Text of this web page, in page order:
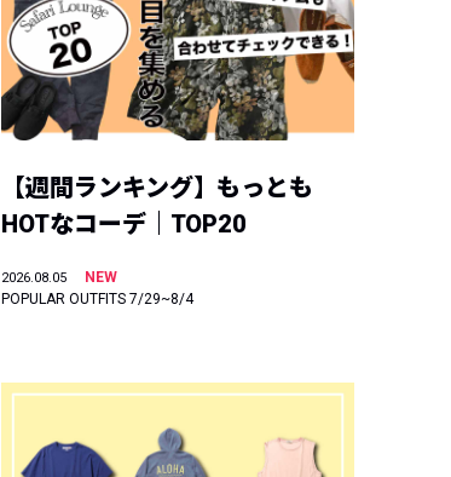
【週間ランキング】もっとも
HOTなコーデ｜TOP20
2026.08.05
NEW
POPULAR OUTFITS 7/29~8/4